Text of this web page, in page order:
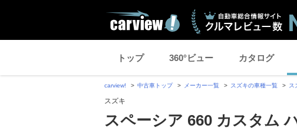
トップ 360°ビュー カタログ
carview! 中古車トップ メーカー一覧 スズキの車種一覧 ス
スズキ
スペーシア 660 カスタム